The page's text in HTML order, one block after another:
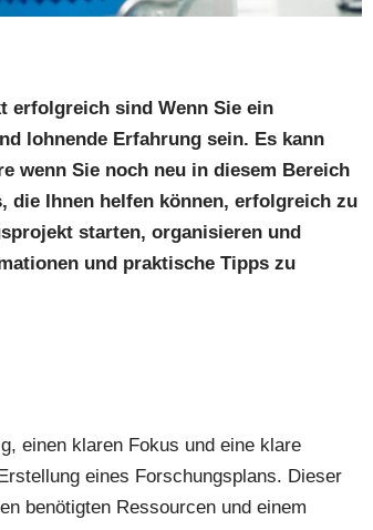
erfolgreich sind Wenn Sie ein
lohnende Erfahrung sein. Es kann
wenn Sie noch neu in diesem Bereich
die Ihnen helfen können, erfolgreich zu
starten, organisieren und
und praktische Tipps zu
einen klaren Fokus und eine klare
eines Forschungsplans. Dieser
benötigten Ressourcen und einem